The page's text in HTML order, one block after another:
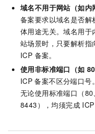
域名不用于网站（如内
备案要求以域名是否
体用途无关。域名用
站场景时，只要解析
ICP 备案。
使用非标准端口（如
ICP 备案不区分端口号
无论使用标准端口（
8443），均须完成 ICP